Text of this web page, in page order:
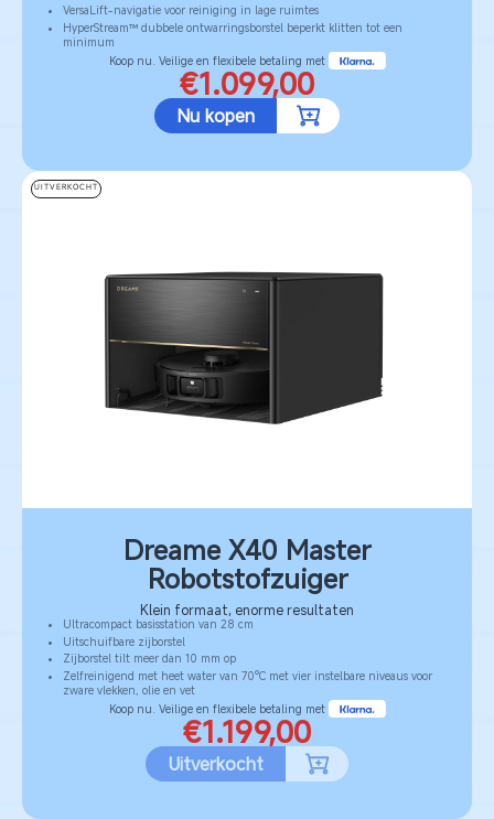
VersaLift-navigatie voor reiniging in lage ruimtes
HyperStream™ dubbele ontwarringsborstel beperkt klitten tot een
minimum
Koop nu. Veilige en flexibele betaling met
€1.099,00
Nu kopen
UITVERKOCHT
Dreame X40 Master
Robotstofzuiger
Klein formaat, enorme resultaten
Ultracompact basisstation van 28 cm
Uitschuifbare zijborstel
Zijborstel tilt meer dan 10 mm op
Zelfreinigend met heet water van 70°C met vier instelbare niveaus voor
zware vlekken, olie en vet
Koop nu. Veilige en flexibele betaling met
€1.199,00
Uitverkocht